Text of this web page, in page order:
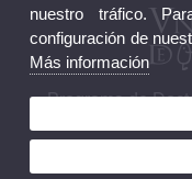
Programa de
nuestro tráfico.
configuración de
Más información